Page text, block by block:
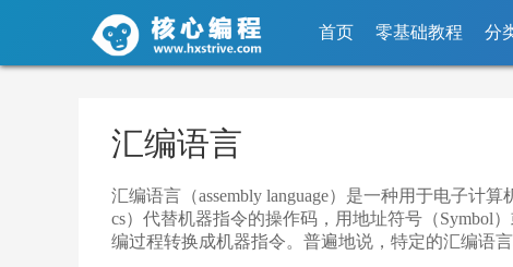
首页 零基础教程 分
汇编语言
汇编语言（assembly language）是一种用于电子计
cs）代替机器指令的操作码，用地址符号（Symbol
编过程转换成机器指令。普遍地说，特定的汇编语